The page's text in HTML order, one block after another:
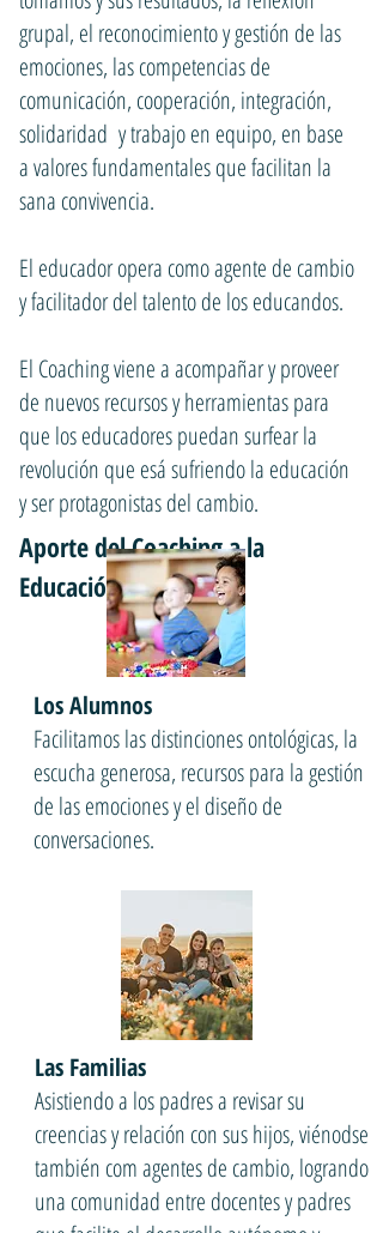
grupal, el reconocimiento y gestión de las
emociones, las competencias de
comunicación, cooperación, integración,
solidaridad y trabajo en equipo, en base
a valores fundamentales que facilitan la
sana convivencia.
El educador opera como agente de cambio
y facilitador del talento de los educandos.
El Coaching viene a acompañar y proveer
de nuevos recursos y herramientas para
que los educadores puedan surfear la
revolución que esá sufriendo la educación
y ser protagonistas del cambio.
Aporte del Coaching a la
Educación
Los Alumnos
Facilitamos las distinciones ontológicas, la
escucha generosa, recursos para la gestión
de las emociones y el diseño de
conversaciones.
Las Familias
Asistiendo a los padres a revisar su
creencias y relación con sus hijos, viénodse
también com agentes de cambio, logrando
una comunidad entre docentes y padres